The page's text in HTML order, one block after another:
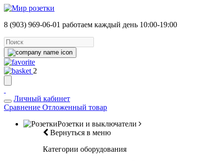
8 (903) 969-06-01 работаем каждый день 10:00-19:00
2
Личный кабинет
Сравнение Отложенный товар
Розетки и выключатели
Вернуться в меню
Категории оборудования